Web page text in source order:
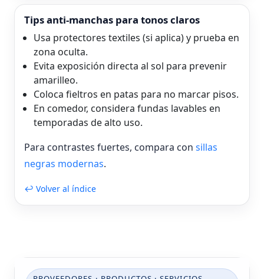
Tips anti-manchas para tonos claros
Usa protectores textiles (si aplica) y prueba en
zona oculta.
Evita exposición directa al sol para prevenir
amarilleo.
Coloca fieltros en patas para no marcar pisos.
En comedor, considera fundas lavables en
temporadas de alto uso.
Para contrastes fuertes, compara con sillas
negras modernas.
↩ Volver al índice